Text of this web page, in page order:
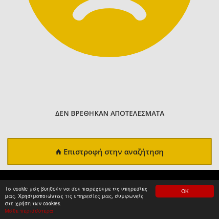
ΟΚ
Τα cookie μάς βοηθούν να σου παρέχουμε τις υπηρεσίες
μας. Χρησιμοποιώντας τις υπηρεσίες μας, συμφωνείς
στη χρήση των cookies.
Μάθε περισσότερα
ΔΕΝ ΒΡΕΘΗΚΑΝ ΑΠΟΤΕΛΕΣΜΑΤΑ
Επιστροφή στην αναζήτηση